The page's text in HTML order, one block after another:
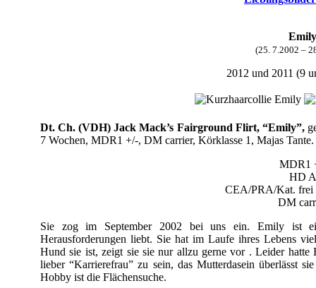
Emily
(25. 7.2002 –
2012 und 2011 (9
Dt. Ch. (VDH)Jack Mack’s Fairground Flirt, “Emily”,
7 Wochen, MDR1 +/-, DM carrier, Körklasse 1, Majas Tante.
MDR1
HD A
CEA/PRA/Kat. frei
DM
Sie zog im September 2002 bei uns ein. Emily ist
Herausforderungen liebt. Sie hat im Laufe ihres Lebens
Hund sie ist, zeigt sie sie nur allzu gerne vor . Leider
lieber “Karrierefrau” zu sein, das Mutterdasein überlässt
Hobby ist die Flächensuche.